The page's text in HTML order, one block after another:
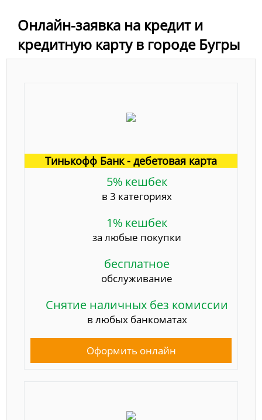
Онлайн-заявка на кредит и
кредитную карту в городе Бугры
Тинькофф Банк - дебетовая карта
5% кешбек
в 3 категориях
1% кешбек
за любые покупки
бесплатное
обслуживание
Снятие наличных без комиссии
в любых банкоматах
Оформить онлайн